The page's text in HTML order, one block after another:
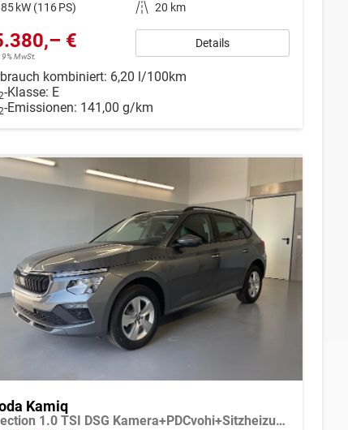
85 kW (116 PS) Kilometerstand 20 km
€
MwSt.
Details
kombiniert: 6,20 l/100km
-Klasse: E
-Emissionen: 141,00 g/km
Kamiq
Selection 1.0 TSI DSG Kamera+PDCvohi+Sitzheizung+AppConnect+Sunset+Alu16